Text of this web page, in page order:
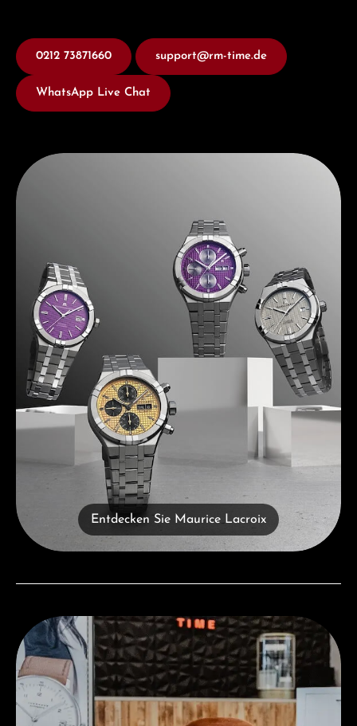
0212 73871660 support@rm-time.de
WhatsApp Live Chat
Entdecken Sie Maurice Lacroix
Entdecken Sie Maurice Lacroix
Besuchen Sie uns